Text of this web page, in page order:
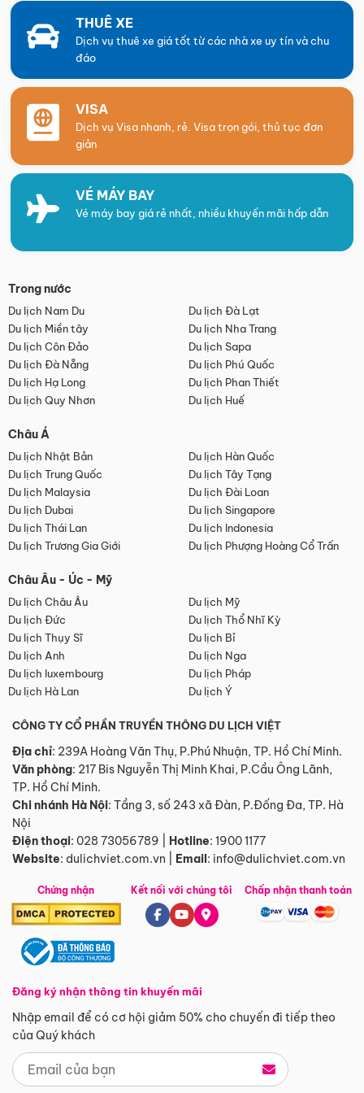
THUÊ XE
Dịch vụ thuê xe giá tốt từ các nhà xe uy tín và chu
đáo
VISA
Dịch vụ Visa nhanh, rẻ. Visa trọn gói, thủ tục đơn
giản
VÉ MÁY BAY
Vé máy bay giá rẻ nhất, nhiều khuyến mãi hấp dẫn
Trong nước
Du lịch Nam Du
Du lịch Đà Lạt
Du lịch Miền tây
Du lịch Nha Trang
Du lịch Côn Đảo
Du lịch Sapa
Du lịch Đà Nẵng
Du lịch Phú Quốc
Du lịch Hạ Long
Du lịch Phan Thiết
Du lịch Quy Nhơn
Du lịch Huế
Châu Á
Du lịch Nhật Bản
Du lịch Hàn Quốc
Du lịch Trung Quốc
Du lịch Tây Tạng
Du lịch Malaysia
Du lịch Đài Loan
Du lịch Dubai
Du lịch Singapore
Du lịch Thái Lan
Du lịch Indonesia
Du lịch Trương Gia Giới
Du lịch Phượng Hoàng Cổ Trấn
Châu Âu - Úc - Mỹ
Du lịch Châu Âu
Du lịch Mỹ
Du lịch Đức
Du lịch Thổ Nhĩ Kỳ
Du lịch Thụy Sĩ
Du lịch Bỉ
Du lịch Anh
Du lịch Nga
Du lịch luxembourg
Du lịch Pháp
Du lịch Hà Lan
Du lịch Ý
CÔNG TY CỔ PHẦN TRUYỀN THÔNG DU LỊCH VIỆT
Địa chỉ: 239A Hoàng Văn Thụ, P.Phú Nhuận, TP. Hồ Chí Minh.
Văn phòng: 217 Bis Nguyễn Thị Minh Khai, P.Cầu Ông Lãnh,
TP. Hồ Chí Minh.
Chi nhánh Hà Nội: Tầng 3, số 243 xã Đàn, P.Đống Đa, TP. Hà
Nội
Điện thoại: 028 73056789 Hotline: 1900 1177
Website: dulichviet.com.vn Email: info@dulichviet.com.vn
Chứng nhận
Đăng ký nhận thông tin khuyến mãi
Nhập email để có cơ hội giảm 50% cho chuyến đi tiếp theo
của Quý khách
Kết nối với chúng tôi Chấp nhận thanh toán